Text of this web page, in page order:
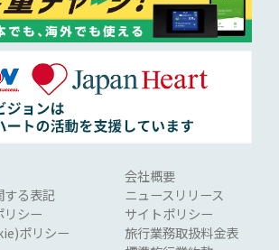
する表記
リシー
ポリシー
会社概要
ニュースリリース
サイトポリシー
旅行業務取扱料金表